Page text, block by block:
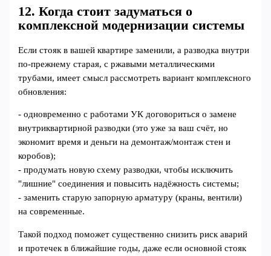
12. Когда стоит задуматься о
комплексной модернизации системы
Если стояк в вашей квартире заменили, а разводка внутри
по‑прежнему старая, с ржавыми металлическими
трубами, имеет смысл рассмотреть вариант комплексного
обновления:
- одновременно с работами УК договориться о замене
внутриквартирной разводки (это уже за ваш счёт, но
экономит время и деньги на демонтаж/монтаж стен и
коробов);
- продумать новую схему разводки, чтобы исключить
"лишние" соединения и повысить надёжность системы;
- заменить старую запорную арматуру (краны, вентили)
на современные.
Такой подход поможет существенно снизить риск аварий
и протечек в ближайшие годы, даже если основной стояк